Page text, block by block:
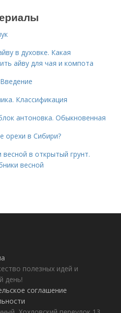
в духовке. Какая
айву для чая и компота
Классификация
антоновка. Обыкновенная
орехи в Сибири?
весной в открытый грунт.
весной
полезных идей и
день!
соглашение